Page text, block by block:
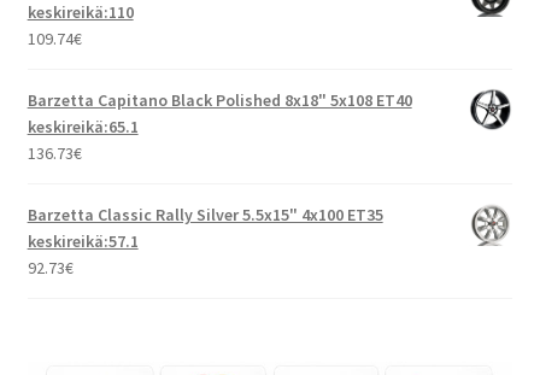
keskireikä:110
109.74€
Barzetta Capitano Black Polished 8x18" 5x108 ET40
keskireikä:65.1
136.73€
Barzetta Classic Rally Silver 5.5x15" 4x100 ET35
keskireikä:57.1
92.73€